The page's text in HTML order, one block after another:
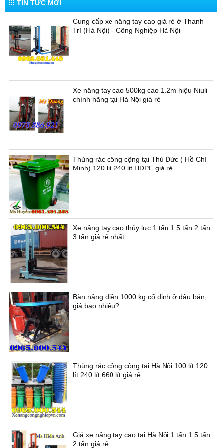
TIN TỨC MỚI
Cung cấp xe nâng tay cao giá rẻ ở Thanh
Trì (Hà Nội) - Công Nghiệp Hà Nội
Xe nâng tay cao 500kg cao 1.2m hiệu Niuli
chính hãng tại Hà Nội giá rẻ
Thùng rác công cộng tại Thủ Đức ( Hồ Chí
Minh) 120 lit 240 lit HDPE giá rẻ
Xe nâng tay cao thủy lực 1 tấn 1.5 tấn 2 tấn
3 tấn giá rẻ nhất.
Bàn nâng điện 1000 kg cố định ở đâu bán,
giá bao nhiêu?
Thùng rác công cộng tại Hà Nội 100 lít 120
lít 240 lít 660 lít giá rẻ
Giá xe nâng tay cao tại Hà Nội 1 tấn 1.5 tấn
2 tấn giá rẻ.